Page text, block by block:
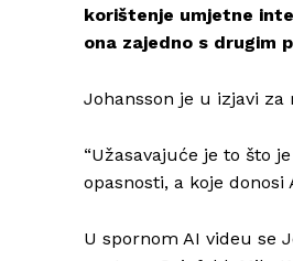
korištenje umjetne
ona zajedno s drugim
Johansson je u izjavi
“Užasavajuće je to što
opasnosti, a koje donosi
U spornom AI videu se